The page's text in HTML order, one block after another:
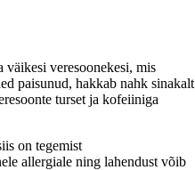
veresoonekesi, mis
paisunud, hakkab nahk sinakalt
turset ja kofeiiniga
on tegemist
allergiale ning lahendust võib